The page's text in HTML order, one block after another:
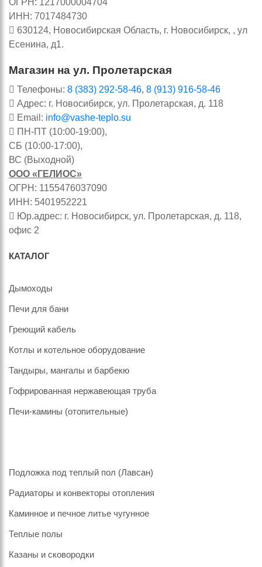
ИНН: 7017484730
630124, Новосибирская Область, г. Новосибирск, , ул
Есенина, д1.
Магазин на ул. Пролетарская
Телефоны: 8 (383) 292-58-46, 8 (913) 916-58-46
Адрес: г. Новосибирск, ул. Пролетарская, д. 118
Email: info@vashe-teplo.su
ПН-ПТ (10:00-19:00),
СБ (10:00-17:00),
ВС (Выходной)
ООО «ГЕЛИОС»
ОГРН: 1155476037090
ИНН: 5401952221
Юр.адрес: г. Новосибирск, ул. Пролетарская, д. 118,
офис 2
КАТАЛОГ
Дымоходы
Печи для бани
Греющий кабель
Котлы и котельное оборудование
Тандыры, мангалы и барбекю
Гофрированная нержавеющая труба
Печи-камины (отопительные)
Подложка под теплый пол (Лавсан)
Радиаторы и конвекторы отопления
Каминное и печное литье чугунное
Теплые полы
Казаны и сковородки